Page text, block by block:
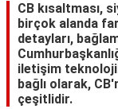
CB kısaltması,
birçok alanda
detayları,
iletişim
bağlı olarak,
çeşitlidir.